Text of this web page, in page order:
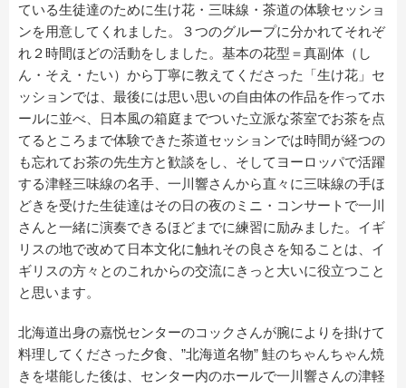
ている生徒達のために生け花・三味線・茶道の体験セッショ
ンを用意してくれました。３つのグループに分かれてそれぞ
れ２時間ほどの活動をしました。基本の花型＝真副体（し
ん・そえ・たい）から丁寧に教えてくださった「生け花」セ
ッションでは、最後には思い思いの自由体の作品を作ってホ
ールに並べ、日本風の箱庭までついた立派な茶室でお茶を点
てるところまで体験できた茶道セッションでは時間が経つの
も忘れてお茶の先生方と歓談をし、そしてヨーロッパで活躍
する津軽三味線の名手、一川響さんから直々に三味線の手ほ
どきを受けた生徒達はその日の夜のミニ・コンサートで一川
さんと一緒に演奏できるほどまでに練習に励みました。イギ
リスの地で改めて日本文化に触れその良さを知ることは、イ
ギリスの方々とのこれからの交流にきっと大いに役立つこと
と思います。
北海道出身の嘉悦センターのコックさんが腕によりを掛けて
料理してくださった夕食、”北海道名物” 鮭のちゃんちゃん焼
きを堪能した後は、センター内のホールで一川響さんの津軽